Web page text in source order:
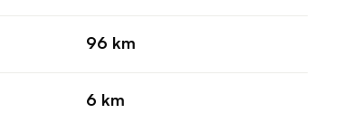
96 km
6 km